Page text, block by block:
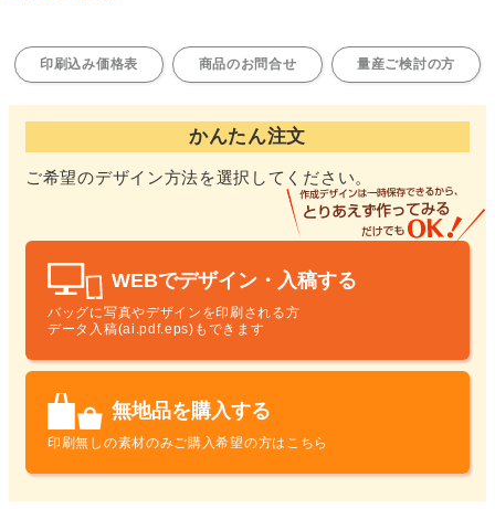
かんたん注文
ご希望のデザイン方法を選択してください。
WEBでデザイン・入稿する
バッグに写真やデザインを印刷される方
データ入稿(ai.pdf.eps)もできます
無地品を購入する
印刷無しの素材のみご購入希望の方はこちら
印刷込み価格表 商品のお問合せ 量産ご検討の方